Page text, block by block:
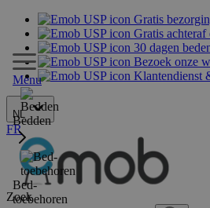
Gratis
Gratis
30 dagen
Bezoek onze
Klantendienst
NL
FR
Zoek
Menu
Bedden
Bed-
toebehoren